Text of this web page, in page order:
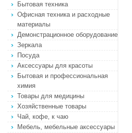
Бытовая техника
Офисная техника и расходные
материалы
Демонстрационное оборудование
Зеркала
Посуда
Аксессуары для красоты
Бытовая и профессиональная
химия
Товары для медицины
Хозяйственные товары
Чай, кофе, к чаю
Мебель, мебельные аксессуары